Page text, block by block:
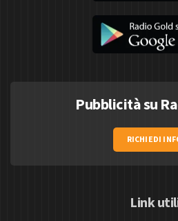
Pubblicità su
RICHIEDI
Link